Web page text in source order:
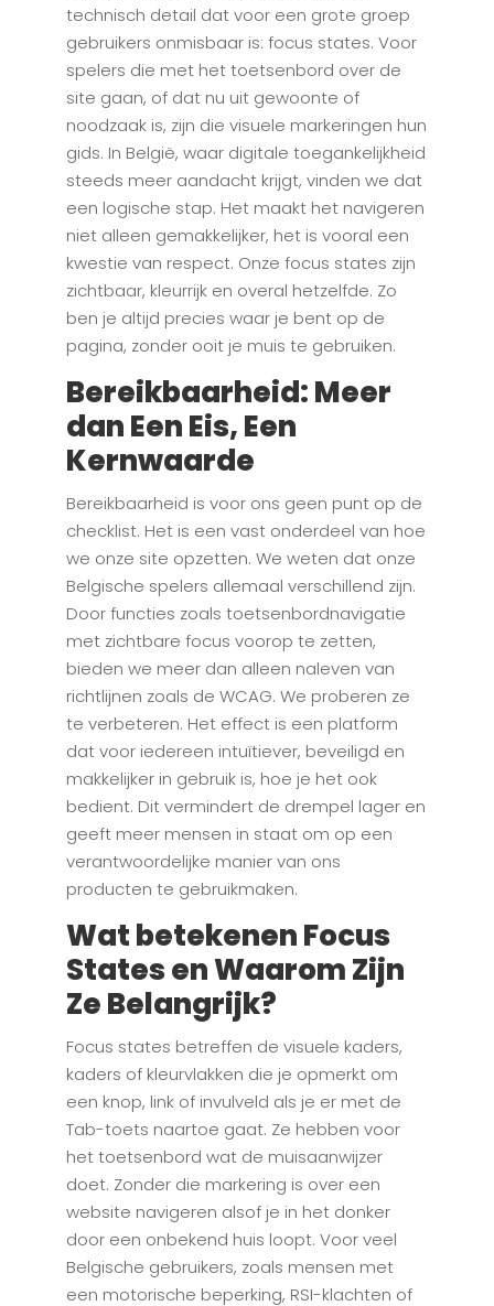
technisch detail dat voor een grote groep
gebruikers onmisbaar is: focus states. Voor
spelers die met het toetsenbord over de
site gaan, of dat nu uit gewoonte of
noodzaak is, zijn die visuele markeringen hun
gids. In België, waar digitale toegankelijkheid
steeds meer aandacht krijgt, vinden we dat
een logische stap. Het maakt het navigeren
niet alleen gemakkelijker, het is vooral een
kwestie van respect. Onze focus states zijn
zichtbaar, kleurrijk en overal hetzelfde. Zo
ben je altijd precies waar je bent op de
pagina, zonder ooit je muis te gebruiken.
Bereikbaarheid: Meer
dan Een Eis, Een
Kernwaarde
Bereikbaarheid is voor ons geen punt op de
checklist. Het is een vast onderdeel van hoe
we onze site opzetten. We weten dat onze
Belgische spelers allemaal verschillend zijn.
Door functies zoals toetsenbordnavigatie
met zichtbare focus voorop te zetten,
bieden we meer dan alleen naleven van
richtlijnen zoals de WCAG. We proberen ze
te verbeteren. Het effect is een platform
dat voor iedereen intuïtiever, beveiligd en
makkelijker in gebruik is, hoe je het ook
bedient. Dit vermindert de drempel lager en
geeft meer mensen in staat om op een
verantwoordelijke manier van ons
producten te gebruikmaken.
Wat betekenen Focus
States en Waarom Zijn
Ze Belangrijk?
Focus states betreffen de visuele kaders,
kaders of kleurvlakken die je opmerkt om
een knop, link of invulveld als je er met de
Tab-toets naartoe gaat. Ze hebben voor
het toetsenbord wat de muisaanwijzer
doet. Zonder die markering is over een
website navigeren alsof je in het donker
door een onbekend huis loopt. Voor veel
Belgische gebruikers, zoals mensen met
een motorische beperking, RSI-klachten of